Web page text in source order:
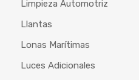
Limpieza Automotriz
Llantas
Lonas Marítimas
Luces Adicionales